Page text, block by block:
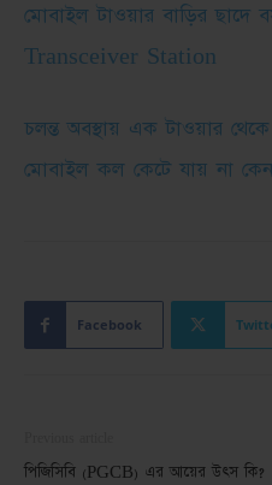
মোবাইল টাওয়ার বাড়ির
Transceiver Station
চলন্ত অবস্থায় এক টাওয়ার
মোবাইল কল কেটে যায় না
Facebook
পিজিসিবি (PGCB) এর আয়ের উৎস কি?